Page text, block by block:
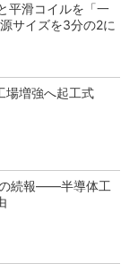
平滑コイルを「一
サイズを3分の2に
場増強へ起工式
続報――半導体工